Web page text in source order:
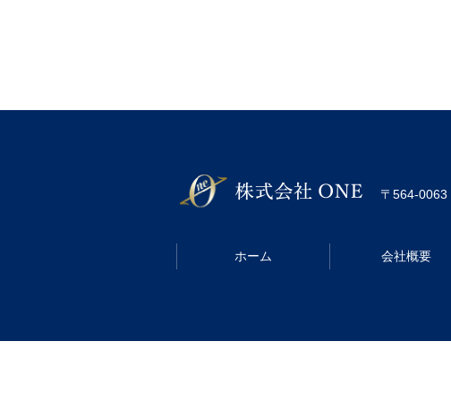
〒564-0063
ホーム 会社概要